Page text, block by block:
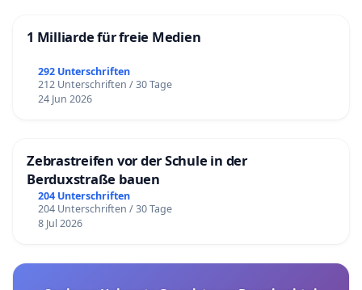
1 Milliarde für freie Medien
292 Unterschriften
212 Unterschriften / 30 Tage
24 Jun 2026
Zebrastreifen vor der Schule in der
Berduxstraße bauen
204 Unterschriften
204 Unterschriften / 30 Tage
8 Jul 2026